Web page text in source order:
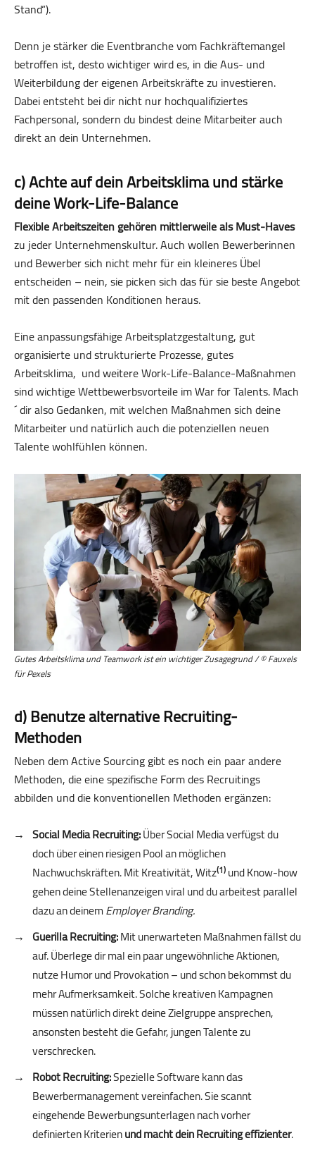
Stand“).
Denn je stärker die Eventbranche vom Fachkräftemangel
betroffen ist, desto wichtiger wird es, in die Aus- und
Weiterbildung der eigenen Arbeitskräfte zu investieren.
Dabei entsteht bei dir nicht nur hoch­qualifiziertes
Fachpersonal, sondern du bindest deine Mitarbeiter auch
direkt an dein Unternehmen.
c) Achte auf dein Arbeitsklima und stärke
deine Work-Life-Balance
Flexible Arbeitszeiten gehören mittlerweile als Must-Haves
zu jeder Unternehmenskultur. Auch wollen Bewerberinnen
und Bewerber sich nicht mehr für ein kleineres Übel
entscheiden – nein, sie picken sich das für sie beste Angebot
mit den passenden Konditionen heraus.
Eine anpassungsfähige Arbeitsplatzgestaltung, gut
organisierte und strukturierte Prozesse, gutes
Arbeitsklima, und weitere Work-Life-Balance-Maßnahmen
sind wichtige Wettbewerbsvorteile im War for Talents. Mach
´ dir also Gedanken, mit welchen Maßnahmen sich deine
Mitarbeiter und natürlich auch die potenziellen neuen
Talente wohlfühlen können.
Gutes Arbeitsklima und Teamwork ist ein wichtiger Zusagegrund / © Fauxels
für Pexels
d) Benutze alternative Recruiting-
Methoden
Neben dem Active Sourcing gibt es noch ein paar andere
Methoden, die eine spezifische Form des Recruitings
abbilden und die konventionellen Methoden ergänzen:
Social Media Recruiting:Über Social Media verfügst du
doch über einen riesigen Pool an möglichen
Nachwuchskräften. Mit Kreativität, Witz(1)und Know-how
gehen deine Stellenanzeigen viral und du arbeitest parallel
dazu an deinemEmployer Branding.
Guerilla Recruiting:Mit unerwarteten Maßnahmen fällst du
auf. Überlege dir mal ein paar unge­wöhn­liche Aktionen,
nutze Humor und Provokation – und schon bekommst du
mehr Aufmerksamkeit. Solche kreativen Kampagnen
müssen natürlich direkt deine Zielgruppe ansprechen,
ansonsten besteht die Gefahr, jungen Talente zu
verschrecken.
Robot Recruiting:Spezielle Software kann das
Bewerbermanagement vereinfachen. Sie scannt
eingehende Bewerbungsunterlagen nach vorher
definierten Kriterienund macht dein Recruiting effizienter.